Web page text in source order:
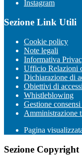
Instagram
Sezione Link Utili
Cookie policy
Note legali
Informativa
Ufficio Relazioni
Dichiarazione di
Obiettivi di
Whistleblowing
Gestione
Amministrazione
Pagina
Sezione Copyright